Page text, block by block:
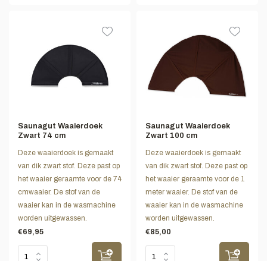
Saunagut Waaierdoek
Zwart 74 cm
Deze waaierdoek is gemaakt
van dik zwart stof. Deze past op
het waaier geraamte voor de 74
cmwaaier. De stof van de
waaier kan in de wasmachine
worden uitgewassen.
€69,95
Saunagut Waaierdoek
Zwart 100 cm
Deze waaierdoek is gemaakt
van dik zwart stof. Deze past op
het waaier geraamte voor de 1
meter waaier. De stof van de
waaier kan in de wasmachine
worden uitgewassen.
€85,00